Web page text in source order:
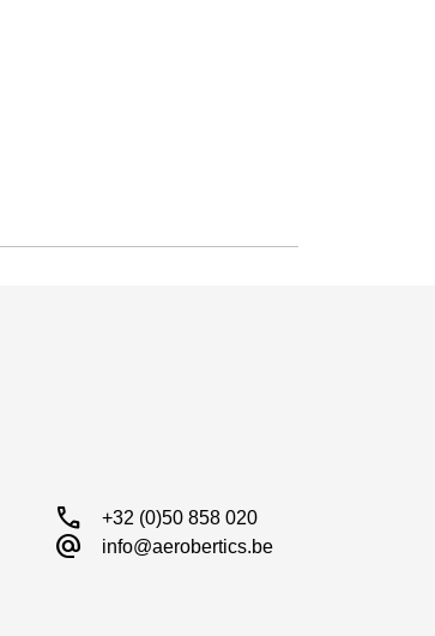
call +32 (0)50 858 020
alternate_email info@aerobertics.be